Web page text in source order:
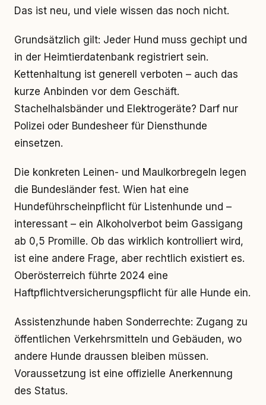
Das ist neu, und viele wissen das noch nicht.
Grundsätzlich gilt: Jeder Hund muss gechipt und
in der Heimtierdatenbank registriert sein.
Kettenhaltung ist generell verboten – auch das
kurze Anbinden vor dem Geschäft.
Stachelhalsbänder und Elektrogeräte? Darf nur
Polizei oder Bundesheer für Diensthunde
einsetzen.
Die konkreten Leinen- und Maulkorbregeln legen
die Bundesländer fest. Wien hat eine
Hundeführscheinpflicht für Listenhunde und –
interessant – ein Alkoholverbot beim Gassigang
ab 0,5 Promille. Ob das wirklich kontrolliert wird,
ist eine andere Frage, aber rechtlich existiert es.
Oberösterreich führte 2024 eine
Haftpflichtversicherungspflicht für alle Hunde ein.
Assistenzhunde haben Sonderrechte: Zugang zu
öffentlichen Verkehrsmitteln und Gebäuden, wo
andere Hunde draussen bleiben müssen.
Voraussetzung ist eine offizielle Anerkennung
des Status.